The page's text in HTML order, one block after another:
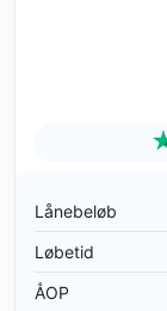
Lånebeløb
Løbetid
ÅOP